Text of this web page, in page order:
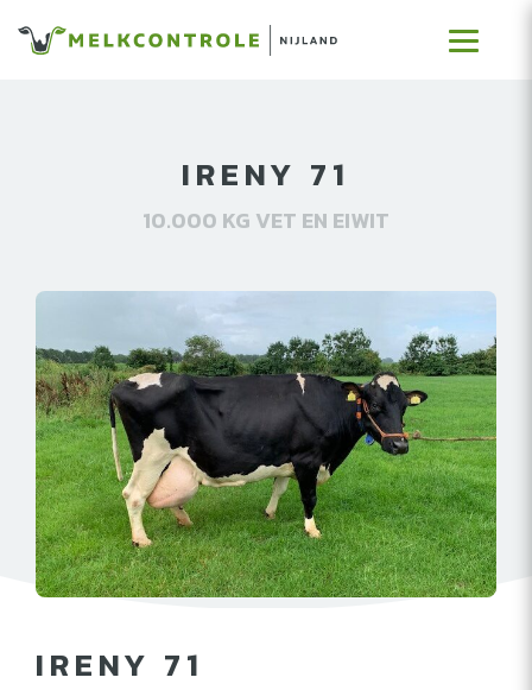
IRENY 71
10.000 KG VET EN EIWIT
IRENY 71